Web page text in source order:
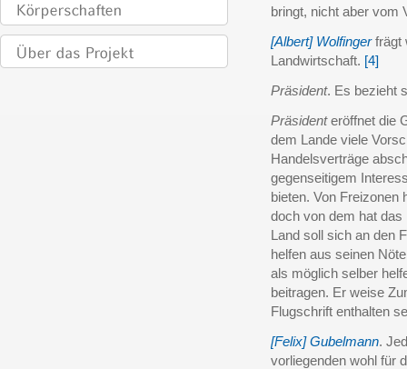
bringt, nicht aber vom
[Albert] Wolfingerfrägt
Landwirtschaft. [4]
Präsident. Es bezieht
Präsidenteröffnet die
dem Lande viele
Handelsverträge
gegenseitigem
bieten. Von Freizonen
doch von dem hat
Land soll sich an den
helfen aus seinen
als möglich selber
beitragen. Er weise
Flugschrift enthalten
[Felix] Gubelmann.
vorliegenden wohl für